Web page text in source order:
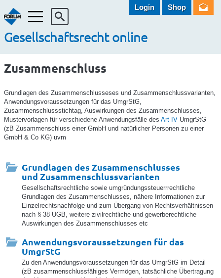
Menü
Gesellschaftsrecht online
Login Shop
Zusammenschluss
Grundlagen des Zusammenschlusseses und Zusammenschlussvarianten,
Anwendungsvoraussetzungen für das UmgrStG,
Zusammenschlussstichtag, Auswirkungen des Zusammenschlusses,
Mustervorlagen für verschiedene Anwendungsfälle des Art IVUmgrStG
(zB Zusammenschluss einer GmbH und natürlicher Personen zu einer
GmbH & Co KG) uvm
Grundlagen des Zusammenschlusses
und Zusammenschlussvarianten
Gesellschaftsrechtliche sowie umgründungssteuerrrechtliche
Grundlagen des Zusammenschlusses, nähere Informationen zur
Einzelrechtsnachfolge und zum Übergang von Rechtsverhältnissen
nach § 38 UGB, weitere zivilrechtliche und gewerberechtliche
Auswirkungen des Zusammenschlusses etc
Anwendungsvoraussetzungen für das
UmgrStG
Zu den Anwendungsvoraussetzungen für das UmgrStG im Detail
(zB zusammenschlussfähiges Vermögen, tatsächliche Übertragung